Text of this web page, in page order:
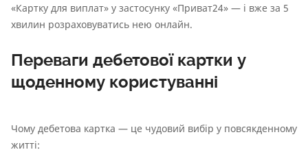
«Картку для виплат» у застосунку «Приват24» — і вже за 5
хвилин розраховуватись нею онлайн.
Переваги дебетової картки у
щоденному користуванні
Чому дебетова картка — це чудовий вибір у повсякденному
житті: